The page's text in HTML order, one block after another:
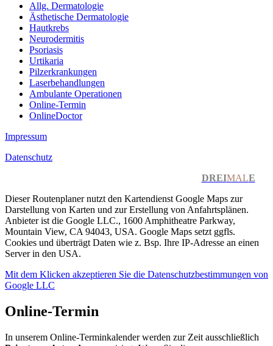
Allg. Dermatologie
Ästhetische Dermatologie
Hautkrebs
Neurodermitis
Psoriasis
Urtikaria
Pilzerkrankungen
Laserbehandlungen
Ambulante Operationen
Online-Termin
OnlineDoctor
Impressum
Datenschutz
DREIMALE
Dieser Routenplaner nutzt den Kartendienst Google Maps zur
Darstellung von Karten und zur Erstellung von Anfahrtsplänen.
Anbieter ist die Google LLC., 1600 Amphitheatre Parkway,
Mountain View, CA 94043, USA. Google Maps setzt ggfls.
Cookies und überträgt Daten wie z. Bsp. Ihre IP-Adresse an einen
Server in den USA.
Mit dem Klicken akzeptieren Sie die Datenschutzbestimmungen von
Google LLC
Online-Termin
In unserem Online-Terminkalender werden zur Zeit ausschließlich